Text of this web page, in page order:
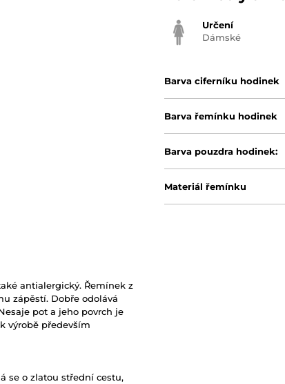
antialergický. Řemínek z
zápěstí. Dobře odolává
pot a jeho povrch je
výrobě především
se o zlatou střední cestu,
Určení
Dámské
Barva ciferníku hodinek
Barva řemínku hodinek
Barva pouzdra hodinek:
Materiál řemínku